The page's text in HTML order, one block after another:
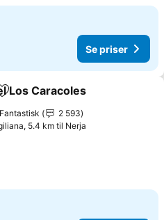
Se priser
Legg til i favoritter
Los Caracoles
Fantastisk
2 593
5.4 km til Nerja